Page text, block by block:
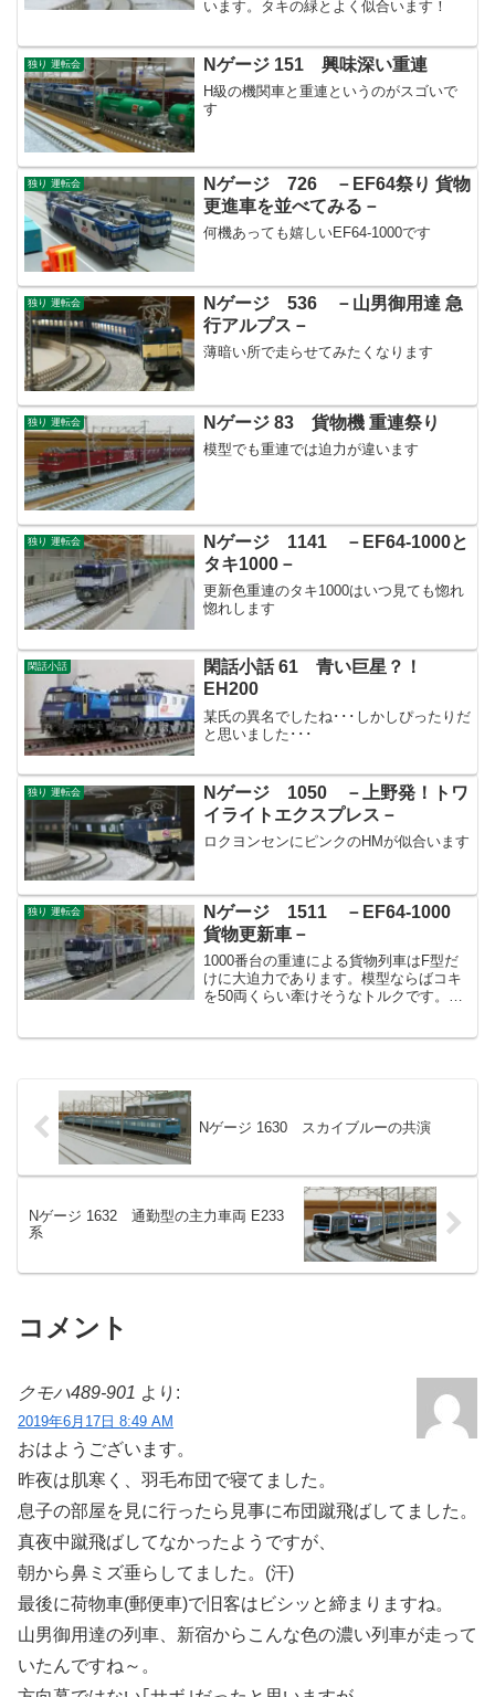
います。タキの緑とよく似合います！
独り 運転会 Nゲージ 151 興味深い重連
H級の機関車と重連というのがスゴいで
す
独り 運転会
Nゲージ 726 －EF64祭り 貨物
更進車を並べてみる－
何機あっても嬉しいEF64-1000です
独り 運転会
Nゲージ 536 －山男御用達 急
行アルプス－
薄暗い所で走らせてみたくなります
独り 運転会 Nゲージ 83 貨物機 重連祭り
模型でも重連では迫力が違います
独り 運転会
Nゲージ 1141 －EF64-1000と
タキ1000－
更新色重連のタキ1000はいつ見ても惚れ
惚れします
閑話小話
閑話小話 61 青い巨星？！
EH200
某氏の異名でしたね･･･しかしぴったりだ
と思いました･･･
独り 運転会
Nゲージ 1050 －上野発！トワ
イライトエクスプレス－
ロクヨンセンにピンクのHMが似合います
独り 運転会
Nゲージ 1511 －EF64-1000
貨物更新車－
1000番台の重連による貨物列車はF型だ
けに大迫力であります。模型ならばコキ
を50両くらい牽けそうなトルクです。や
Nゲージ 1630 スカイブルーの共演
Nゲージ 1632 通勤型の主力車両 E233
系
コメント
クモハ489-901 より:
2019年6月17日 8:49 AM
おはようございます。
昨夜は肌寒く、羽毛布団で寝てました。
息子の部屋を見に行ったら見事に布団蹴飛ばしてました。
真夜中蹴飛ばしてなかったようですが、
朝から鼻ミズ垂らしてました。(汗)
最後に荷物車(郵便車)で旧客はビシッと締まりますね。
山男御用達の列車、新宿からこんな色の濃い列車が走って
いたんですね～。